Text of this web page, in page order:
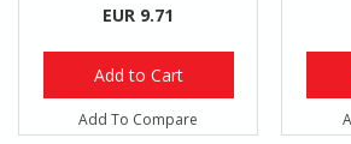
EUR 9.71
Add to Cart
Add To Compare